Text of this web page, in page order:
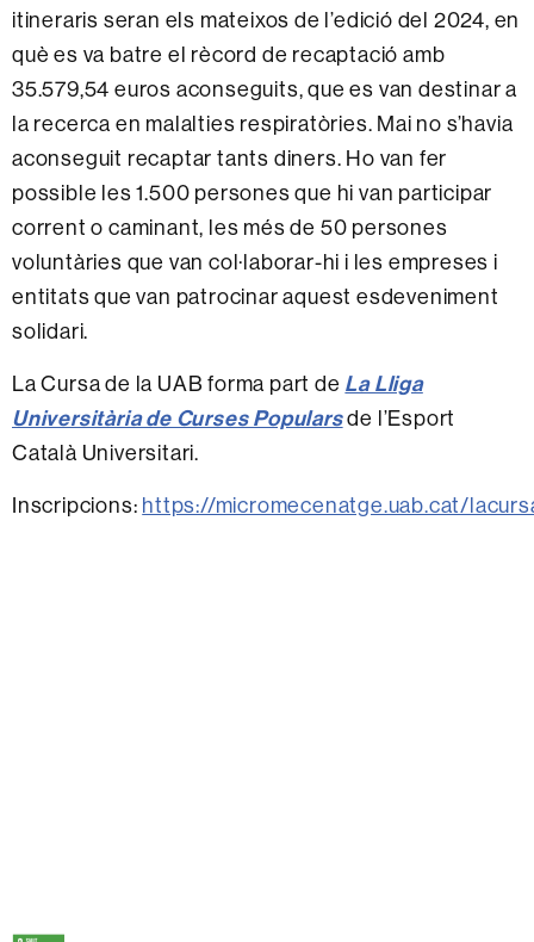
itineraris seran els mateixos de l’edició del 2024, en
què es va batre el rècord de recaptació amb
35.579,54 euros aconseguits, que es van destinar a
la recerca en malalties respiratòries. Mai no s’havia
aconseguit recaptar tants diners. Ho van fer
possible les 1.500 persones que hi van participar
corrent o caminant, les més de 50 persones
voluntàries que van col·laborar-hi i les empreses i
entitats que van patrocinar aquest esdeveniment
solidari.
La Cursa de la UAB forma part de La Lliga
Universitària de Curses Popularsde l’Esport
Català Universitari.
Inscripcions: https://micromecenatge.uab.cat/